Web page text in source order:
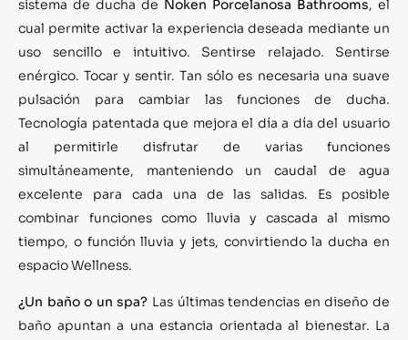
sistema de ducha de Noken Porcelanosa Bathrooms, el
cual permite activar la experiencia deseada mediante un
uso sencillo e intuitivo. Sentirse relajado. Sentirse
enérgico. Tocar y sentir. Tan sólo es necesaria una suave
pulsación para cambiar las funciones de ducha.
Tecnología patentada que mejora el día a día del usuario
al permitirle disfrutar de varias funciones
simultáneamente, manteniendo un caudal de agua
excelente para cada una de las salidas. Es posible
combinar funciones como lluvia y cascada al mismo
tiempo, o función lluvia y jets, convirtiendo la ducha en
espacio Wellness.
¿Un baño o un spa? Las últimas tendencias en diseño de
baño apuntan a una estancia orientada al bienestar. La